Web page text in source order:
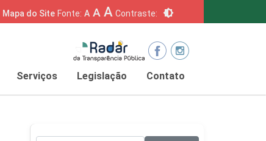
Mapa do Site Fonte: A A A Contraste: brightness_6
Serviços Legislação Contato